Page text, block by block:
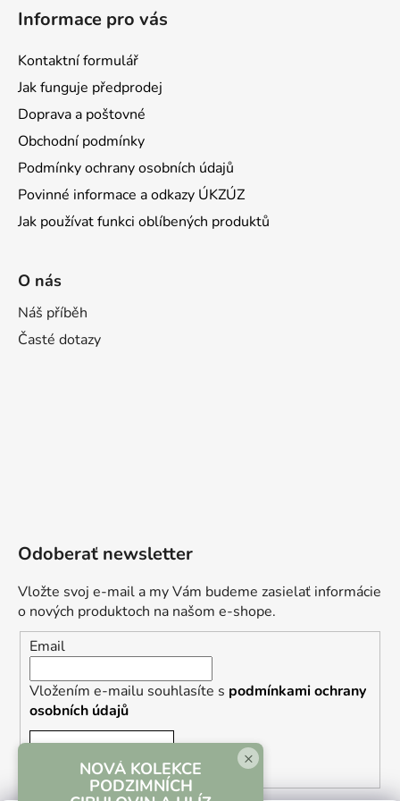
Informace pro vás
Kontaktní formulář
Jak funguje předprodej
Doprava a poštovné
Obchodní podmínky
Podmínky ochrany osobních údajů
Povinné informace a odkazy ÚKZÚZ
Jak používat funkci oblíbených produktů
O nás
Náš příběh
Časté dotazy
Odoberať newsletter
Vložte svoj e-mail a my Vám budeme zasielať informácie
o nových produktoch na našom e-shope.
Email
Vložením e-mailu souhlasíte s podmínkami ochrany
osobních údajů
×
NOVÁ KOLEKCE
PODZIMNÍCH